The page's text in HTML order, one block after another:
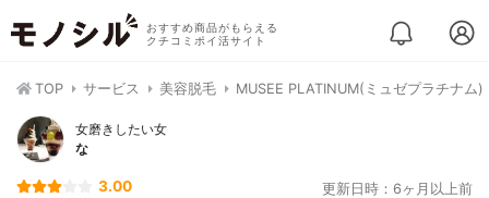
おすすめ商品がもらえる
クチコミポイ活サイト
TOP サービス 美容脱毛 MUSEE PLATINUM(ミュゼプラチナム
女磨きしたい女
な
3.00 更新日時：6ヶ月以上前